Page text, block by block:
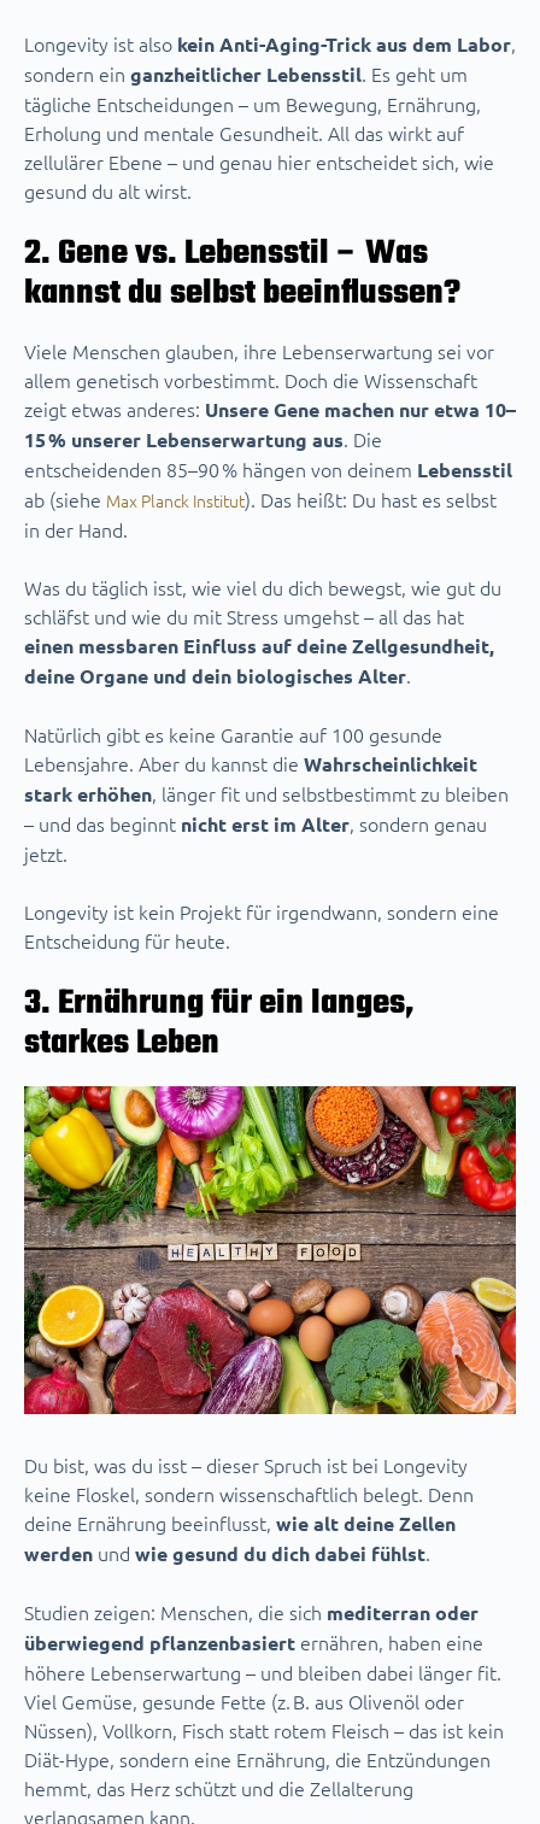
Longevity ist also kein Anti-Aging-Trick aus dem Labor,
sondern ein ganzheitlicher Lebensstil. Es geht um
tägliche Entscheidungen – um Bewegung, Ernährung,
Erholung und mentale Gesundheit. All das wirkt auf
zellulärer Ebene – und genau hier entscheidet sich, wie
gesund du alt wirst.
2. Gene vs. Lebensstil – Was
kannst du selbst beeinflussen?
Viele Menschen glauben, ihre Lebenserwartung sei vor
allem genetisch vorbestimmt. Doch die Wissenschaft
zeigt etwas anderes: Unsere Gene machen nur etwa 10–
15 % unserer Lebenserwartung aus. Die
entscheidenden 85–90 % hängen von deinem Lebensstil
ab (siehe Max Planck Institut). Das heißt: Du hast es selbst
in der Hand.
Was du täglich isst, wie viel du dich bewegst, wie gut du
schläfst und wie du mit Stress umgehst – all das hat
einen messbaren Einfluss auf deine Zellgesundheit,
deine Organe und dein biologisches Alter.
Natürlich gibt es keine Garantie auf 100 gesunde
Lebensjahre. Aber du kannst die Wahrscheinlichkeit
stark erhöhen, länger fit und selbstbestimmt zu bleiben
– und das beginnt nicht erst im Alter, sondern genau
jetzt.
Longevity ist kein Projekt für irgendwann, sondern eine
Entscheidung für heute.
3. Ernährung für ein langes,
starkes Leben
Du bist, was du isst – dieser Spruch ist bei Longevity
keine Floskel, sondern wissenschaftlich belegt. Denn
deine Ernährung beeinflusst, wie alt deine Zellen
werden und wie gesund du dich dabei fühlst.
Studien zeigen: Menschen, die sich mediterran oder
überwiegend pflanzenbasiert ernähren, haben eine
höhere Lebenserwartung – und bleiben dabei länger fit.
Viel Gemüse, gesunde Fette (z. B. aus Olivenöl oder
Nüssen), Vollkorn, Fisch statt rotem Fleisch – das ist kein
Diät-Hype, sondern eine Ernährung, die Entzündungen
hemmt, das Herz schützt und die Zellalterung
verlangsamen kann.